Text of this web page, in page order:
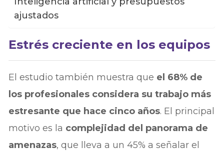
ajustados
Estrés creciente en los equipos
El estudio también muestra que el 68% de
los profesionales considera su trabajo más
estresante que hace cinco años. El principal
motivo es la complejidad del panorama de
amenazas, que lleva a un 45% a señalar el